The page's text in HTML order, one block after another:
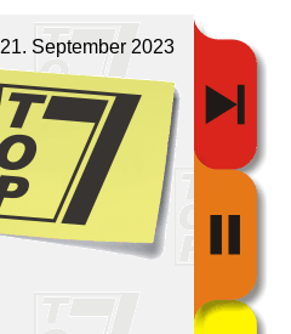
21. September 2023